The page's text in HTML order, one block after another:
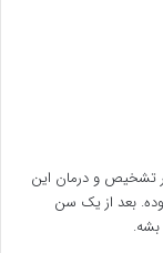
تشخیص و درمان این
بعد از یک سن
بشه.